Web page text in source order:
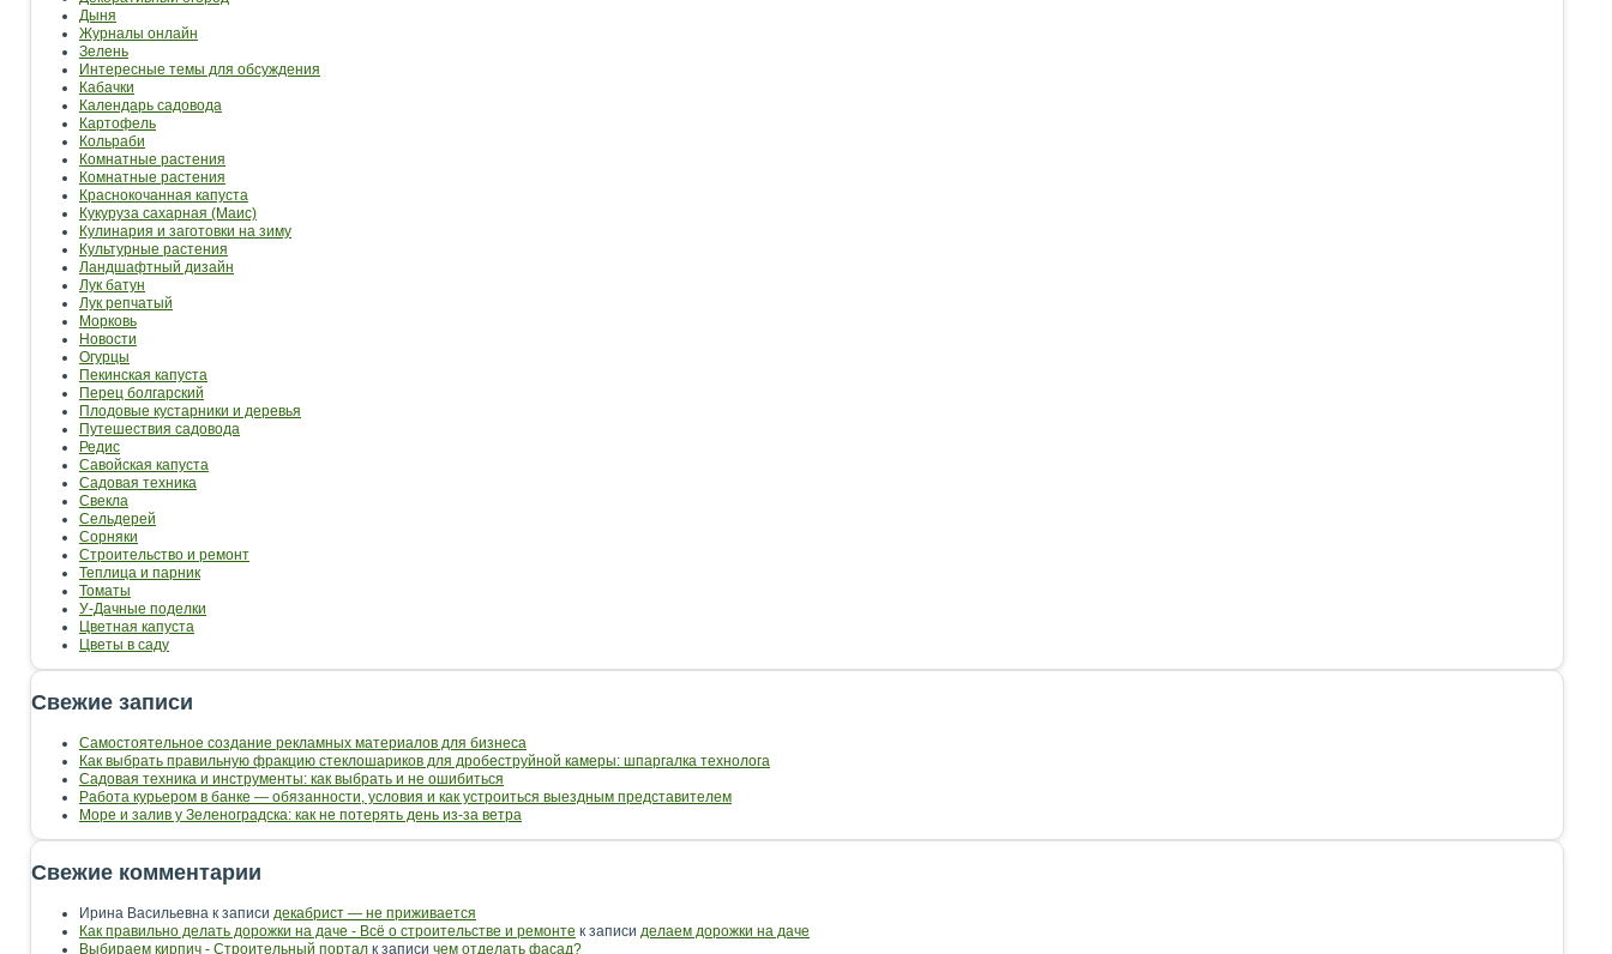
Дыня
Журналы онлайн
Зелень
Интересные темы для обсуждения
Кабачки
Календарь садовода
Картофель
Кольраби
Комнатные растения
Комнатные растения
Краснокочанная капуста
Кукуруза сахарная (Маис)
Кулинария и заготовки на зиму
Культурные растения
Ландшафтный дизайн
Лук батун
Лук репчатый
Морковь
Новости
Огурцы
Пекинская капуста
Перец болгарский
Плодовые кустарники и деревья
Путешествия садовода
Редис
Савойская капуста
Садовая техника
Свекла
Сельдерей
Сорняки
Строительство и ремонт
Теплица и парник
Томаты
У-Дачные поделки
Цветная капуста
Цветы в саду
Свежие записи
Самостоятельное создание рекламных материалов для бизнеса
Как выбрать правильную фракцию стеклошариков для дробеструйной камеры: шпаргалка технолога
Садовая техника и инструменты: как выбрать и не ошибиться
Работа курьером в банке — обязанности, условия и как устроиться выездным представителем
Море и залив у Зеленоградска: как не потерять день из-за ветра
Свежие комментарии
Ирина Васильевна к записи декабрист — не приживается
Как правильно делать дорожки на даче - Всё о строительстве и ремонте к записи делаем дорожки на даче
Выбираем кирпич - Строительный портал к записи чем отделать фасад?